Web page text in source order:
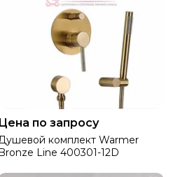
Цена по запросу
комплект Warmer
Line 400301-12D